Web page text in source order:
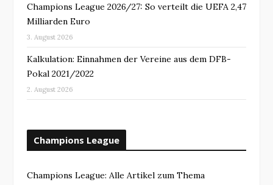
Champions League 2026/27: So verteilt die UEFA 2,47
Milliarden Euro
3. August 2026
Kalkulation: Einnahmen der Vereine aus dem DFB-
Pokal 2021/2022
2. August 2026
Champions League
Champions League: Alle Artikel zum Thema